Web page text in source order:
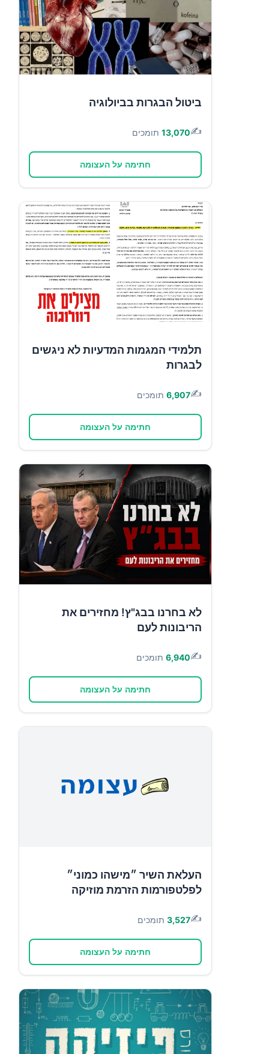
ביטול הבגרות בביולוגיה
✍️
13,070 תומכים
חתימה על העצומה
תלמידי המגמות המדעיות לא ניגשים
לבגרות
✍️
6,907 תומכים
חתימה על העצומה
לא בחרנו בבג"ץ! מחזירים את
הריבונות לעם
✍️
6,940 תומכים
חתימה על העצומה
העלאת השיר ״מישהו כמוני״
לפלטפורמות הזרמת מוזיקה
✍️
3,527 תומכים
חתימה על העצומה